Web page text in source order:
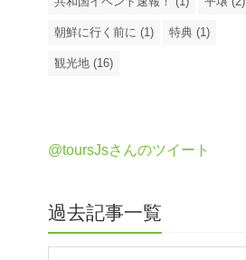
朝鮮に行く前に (1) 特典 (1)
観光地 (16)
@toursJsさんのツイート
過去記事一覧